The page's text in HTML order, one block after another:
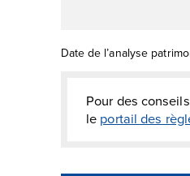
Date de l’analyse
Pour des
le portail des